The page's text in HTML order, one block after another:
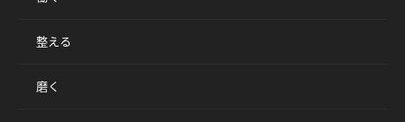
整える
磨く